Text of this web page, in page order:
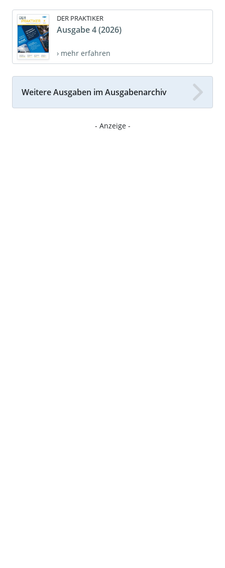
DER PRAKTIKER
Ausgabe 4 (2026)
› mehr erfahren
Weitere Ausgaben im Ausgabenarchiv
- Anzeige -